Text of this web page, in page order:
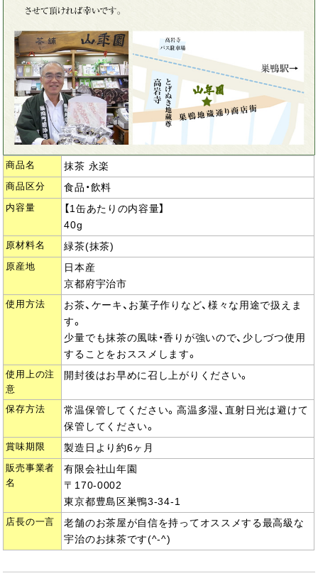
商品名 抹茶 永楽
商品区分 食品・飲料
内容量
【1缶あたりの内容量】
40g
原材料名 緑茶(抹茶)
原産地
日本産
京都府宇治市
使用方法
お茶、ケーキ、お菓子作りなど、様々な用途で扱えま
す。
少量でも抹茶の風味・香りが強いので、少しづつ使用
することをおススメします。
使用上の注
意
開封後はお早めに召し上がりください。
保存方法
常温保管してください。高温多湿、直射日光は避けて
保管してください。
賞味期限 製造日より約6ヶ月
販売事業者
名
有限会社山年園
〒170-0002
東京都豊島区巣鴨3-34-1
店長の一言
老舗のお茶屋が自信を持ってオススメする最高級な
宇治のお抹茶です(^-^)